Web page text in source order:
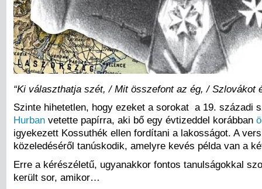
“Ki választhatja szét, / Mit összefont az ég, / Szlovákot
Szinte hihetetlen, hogy ezeket a sorokat a 19. századi
Hurban vetette papírra, aki bő egy évtizeddel korábban
igyekezett Kossuthék ellen fordítani a lakosságot. A
közeledéséről tanúskodik, amelyre kevés példa van a
Erre a kérészéletű, ugyanakkor fontos tanulságokkal
került sor, amikor…